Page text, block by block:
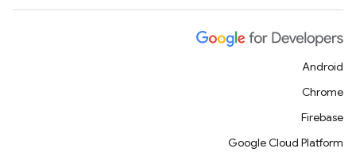
Android
Chrome
Firebase
Google Cloud Platform